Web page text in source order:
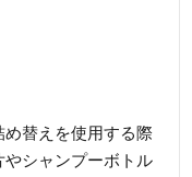
め替えを使用する際
シャンプーボトル